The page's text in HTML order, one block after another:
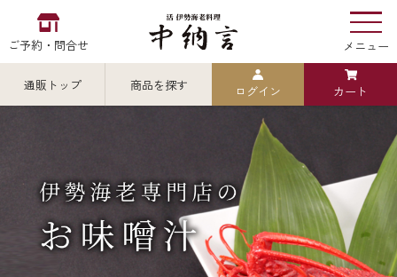
ご予約・問合せ メニュー
お食い初め
中納言の伊勢海老
通販トップ 商品を探す
カテゴリから探す 全ての商品を見る
ログイン カート